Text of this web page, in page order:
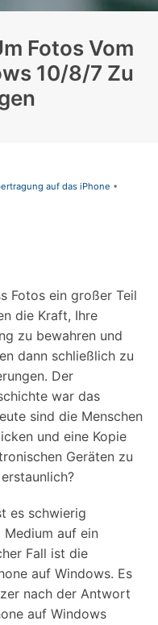
Fotos Vom
10/8/7 Zu
auf das iPhone •
Fotos ein großer Teil
die Kraft, Ihre
zu bewahren und
dann schließlich zu
Der
war das
sind die Menschen
und eine Kopie
Geräten zu
es schwierig
auf ein
Fall ist die
auf Windows. Es
nach der Antwort
auf Windows